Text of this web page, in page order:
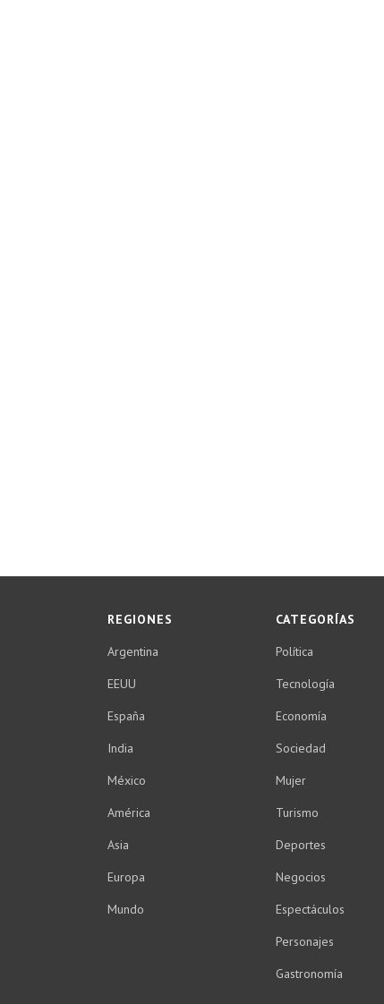
REGIONES
Argentina
EEUU
España
India
México
América
Asia
Europa
Mundo
CATEGORÍAS
Política
Tecnología
Economía
Sociedad
Mujer
Turismo
Deportes
Negocios
Espectáculos
Personajes
Gastronomía